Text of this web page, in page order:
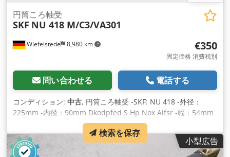
Wiefelstede 8,980 km
円筒ころ軸受
SKF NU 418 M/C3/VA301
€350
固定価格 消費税別
問い合わせる 電話する
コンディション: 中古, 円筒ころ軸受 -SKF: NU 418 -外径：
225mm -内径：90mm Dkodpfed S Hp Nox Aifsr -幅：54mm
-価格：1枚あたり -個数：2個 -重量：11.9kg/個
小型広告
検索を保存